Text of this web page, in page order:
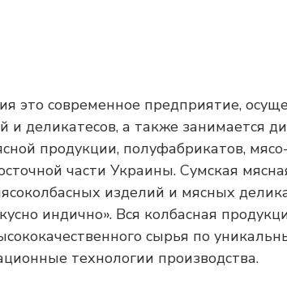
это современное предприятие,
и деликатесов, а также занимается
продукции, полуфабрикатов,
части Украины. Сумская
изделий и мясных
индично». Вся колбасная
сырья по
технологии производства.